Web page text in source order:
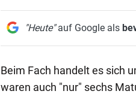
"Heute"auf Google als
Beim Fach handelt es sich
waren auch "nur" sechs